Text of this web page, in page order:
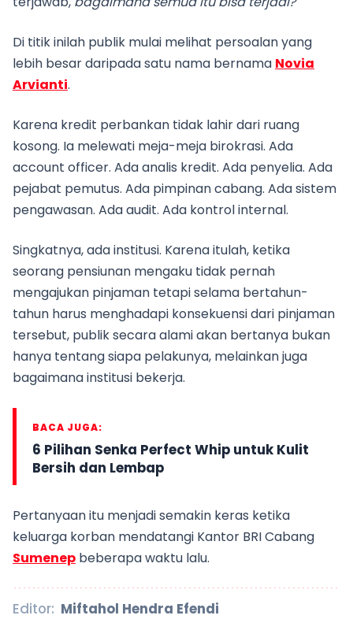
Di titik inilah publik mulai melihat persoalan yang
lebih besar daripada satu nama bernama Novia
Arvianti.
Karena kredit perbankan tidak lahir dari ruang
kosong. Ia melewati meja-meja birokrasi. Ada
account officer. Ada analis kredit. Ada penyelia. Ada
pejabat pemutus. Ada pimpinan cabang. Ada sistem
pengawasan. Ada audit. Ada kontrol internal.
Singkatnya, ada institusi. Karena itulah, ketika
seorang pensiunan mengaku tidak pernah
mengajukan pinjaman tetapi selama bertahun-
tahun harus menghadapi konsekuensi dari pinjaman
tersebut, publik secara alami akan bertanya bukan
hanya tentang siapa pelakunya, melainkan juga
bagaimana institusi bekerja.
BACA JUGA:
6 Pilihan Senka Perfect Whip untuk Kulit
Bersih dan Lembap
Pertanyaan itu menjadi semakin keras ketika
keluarga korban mendatangi Kantor BRI Cabang
Sumenep beberapa waktu lalu.
Editor: Miftahol Hendra Efendi